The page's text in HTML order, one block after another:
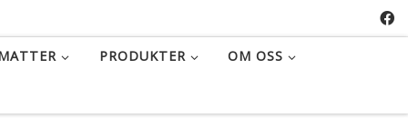
PRODUKTER OM OSS